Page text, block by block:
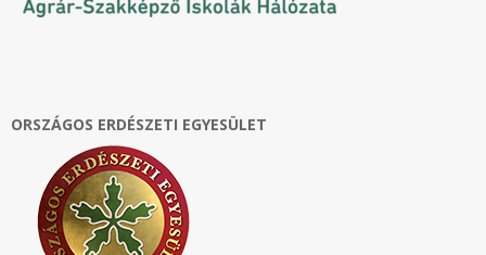
ORSZÁGOS ERDÉSZETI EGYESÜLET